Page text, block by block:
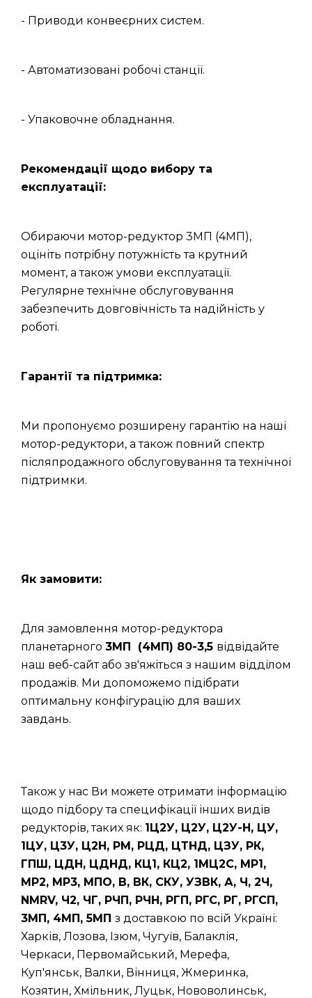
- Приводи конвеєрних систем.
- Автоматизовані робочі станції.
- Упаковочне обладнання.
Рекомендації щодо вибору та
експлуатації:
Обираючи мотор-редуктор 3МП (4МП),
оцініть потрібну потужність та крутний
момент, а також умови експлуатації.
Регулярне технічне обслуговування
забезпечить довговічність та надійність у
роботі.
Гарантії та підтримка:
Ми пропонуємо розширену гарантію на наші
мотор-редуктори, а також повний спектр
післяпродажного обслуговування та технічної
підтримки.
Як замовити:
Для замовлення мотор-редуктора
планетарного 3МП (4МП) 80-3,5 відвідайте
наш веб-сайт або зв'яжіться з нашим відділом
продажів. Ми допоможемо підібрати
оптимальну конфігурацію для ваших
завдань.
Також у нас Ви можете отримати інформацію
щодо підбору та специфікації інших видів
редукторів, таких як: 1Ц2У, Ц2У, Ц2У-Н, ЦУ,
1ЦУ, Ц3У, Ц2Н, РМ, РЦД, ЦТНД, ЦЗУ, РК,
ГПШ, ЦДН, ЦДНД, КЦ1, КЦ2, 1МЦ2С, МР1,
МР2, МР3, МПО, В, ВК, СКУ, УЗВК, А, Ч, 2Ч,
NMRV, Ч2, ЧГ, РЧП, РЧН, РГП, РГС, РГ, РГСП,
3МП, 4МП, 5МП з доставкою по всій Україні:
Харків, Лозова, Ізюм, Чугуїв, Балаклія,
Черкаси, Первомайський, Мерефа,
Куп'янськ, Валки, Вінниця, Жмеринка,
Козятин, Хмільник, Луцьк, Нововолинськ,